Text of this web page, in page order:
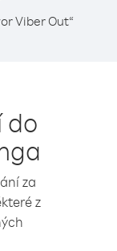
Viber Out“
do
za
z